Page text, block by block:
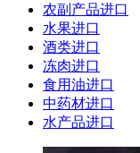
农副产品进口
水果进口
酒类进口
冻肉进口
食用油进口
中药材进口
水产品进口